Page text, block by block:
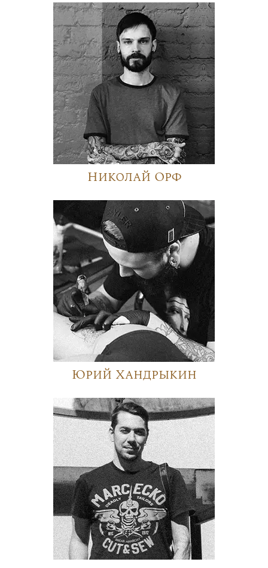
Николай Орф
Юрий Хандрыкин